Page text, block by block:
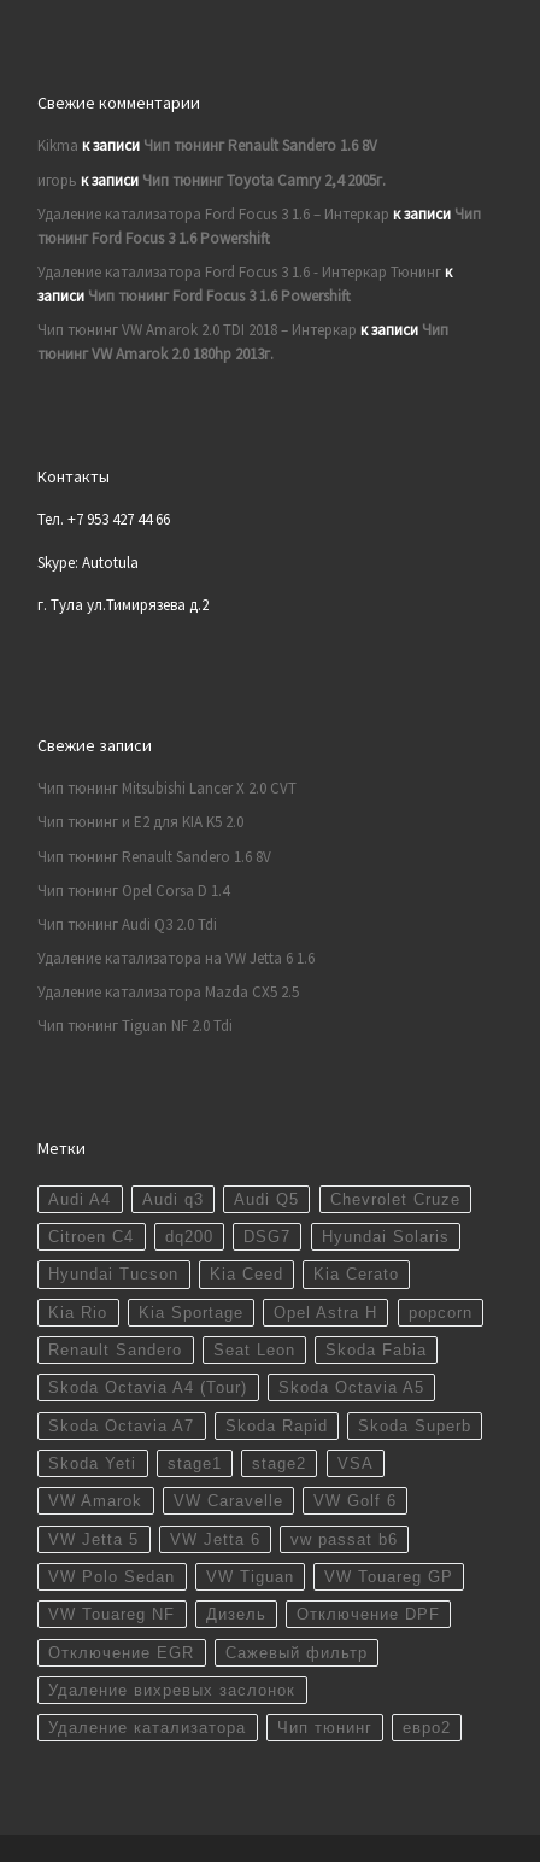
Свежие комментарии
Kikma к записи Чип тюнинг Renault Sandero 1.6 8V
игорь к записи Чип тюнинг Toyota Camry 2,4 2005г.
Удаление катализатора Ford Focus 3 1.6 – Интеркар к записи Чип
тюнинг Ford Focus 3 1.6 Powershift
Удаление катализатора Ford Focus 3 1.6 - Интеркар Тюнингк
записи Чип тюнинг Ford Focus 3 1.6 Powershift
Чип тюнинг VW Amarok 2.0 TDI 2018 – Интеркар к записи Чип
тюнинг VW Amarok 2.0 180hp 2013г.
Контакты
Тел. +7 953 427 44 66
Skype: Autotula
г. Тула ул.Тимирязева д.2
Свежие записи
Чип тюнинг Mitsubishi Lancer X 2.0 CVT
Чип тюнинг и E2 для KIA K5 2.0
Чип тюнинг Renault Sandero 1.6 8V
Чип тюнинг Opel Corsa D 1.4
Чип тюнинг Audi Q3 2.0 Tdi
Удаление катализатора на VW Jetta 6 1.6
Удаление катализатора Mazda CX5 2.5
Чип тюнинг Tiguan NF 2.0 Tdi
Метки
Audi A4 Audi q3 Audi Q5 Chevrolet Cruze
Citroen C4 dq200 DSG7 Hyundai Solaris
Hyundai Tucson Kia Ceed Kia Cerato
Kia Rio Kia Sportage Opel Astra H popcorn
Renault Sandero Seat Leon Skoda Fabia
Skoda Octavia A4 (Tour) Skoda Octavia A5
Skoda Octavia A7 Skoda Rapid Skoda Superb
Skoda Yeti stage1 stage2 VSA
VW Amarok VW Caravelle VW Golf 6
VW Jetta 5 VW Jetta 6 vw passat b6
VW Polo Sedan VW Tiguan VW Touareg GP
VW Touareg NF Дизель Отключение DPF
Отключение EGR Сажевый фильтр
Удаление вихревых заслонок
Удаление катализатора Чип тюнинг евро2